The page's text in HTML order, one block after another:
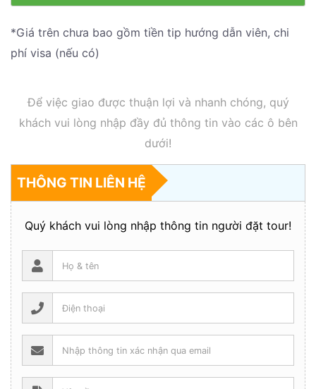
*Giá trên chưa bao gồm tiền tip hướng dẫn viên, chi
phí visa (nếu có)
Để việc giao được thuận lợi và nhanh chóng, quý
khách vui lòng nhập đầy đủ thông tin vào các ô bên
dưới!
THÔNG TIN LIÊN HỆ
Quý khách vui lòng nhập thông tin người đặt tour!